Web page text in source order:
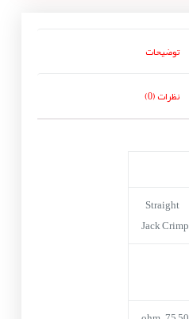
توضیحات
نظرات (0)
Straight
Jack Crimp